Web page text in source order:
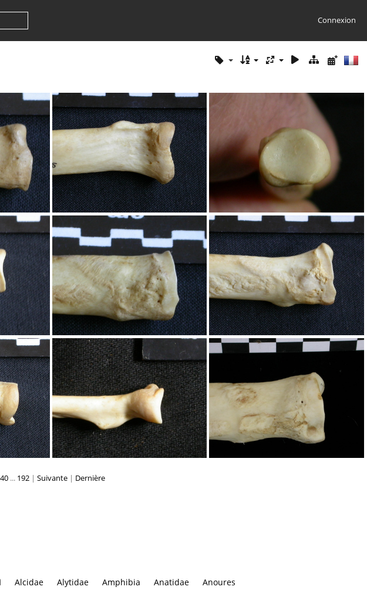
Connexion
Radius : partie proximale Radius : partie proximale
Radius : partie proximale Radius : partie proximale
... 192 | Suivante | Dernière
Alcidae Alytidae Amphibia Anatidae
Anoures